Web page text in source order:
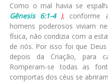
Como o mal havia se
Gênesis 6:1-4), conforme
homens poderosos viviam
física, não condizia com a
de nós. Por isso foi que
depois da Criação, para
Romperam-se todas as
comportas dos céus se abriram